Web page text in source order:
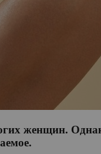
женщин.